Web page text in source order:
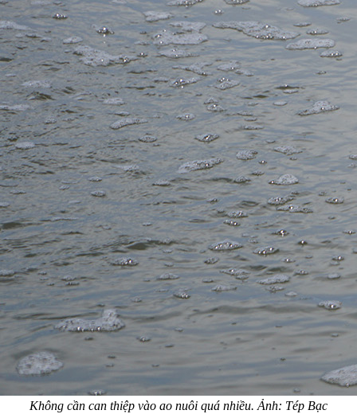
Không cần can thiệp vào ao nuôi quá nhiều. Ảnh: Tép Bạc